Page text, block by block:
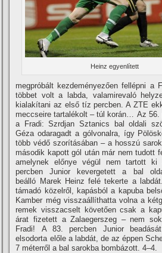
Heinz egyenlí­tett
megpróbált kezdeményezően fellépni a
többet volt a labda, valamirevaló
kialakí­tani az első tí­z percben. A ZTE
meccseire tartalékolt – túl korán… Az 56.
a Fradi: Szrdjan Sztanics bal oldali
Géza odaragadt a gólvonalra, í­gy
több védő szorí­tásában – a hosszú
második kapott gól után már nem tudott
amelynek előnye végül nem tartott
percben Junior kevergetett a bal
beálló Marek Heinz felé tekerte a
támadó közelről, kapásból a kapuba
Kamber még visszaállí­thatta volna a
remek visszacselt követően csak a
árat fizetett a Zalaegerszeg – nem
Fradi! A 83. percben Junior
elsodorta előle a labdát, de az éppen
7 méterről a bal sarokba bombázott. 4–4.